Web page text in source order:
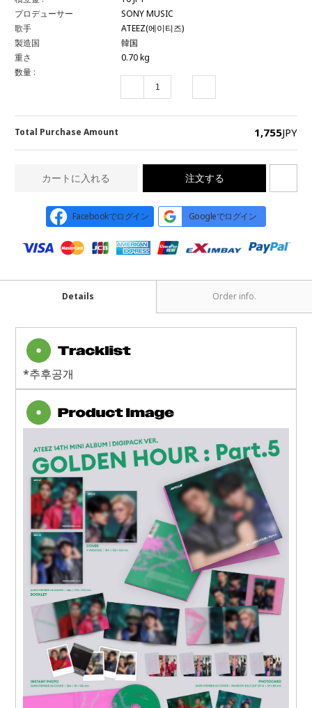
プロデューサー
SONY MUSIC
歌手
ATEEZ(에이티즈)
製造国
韓国
重さ
0.70 kg
数量 :
Total Purchase Amount 1,755JPY
カートに入れる 注文する
Facebookでログイン Googleでログイン
Details Order info.
*추후공개